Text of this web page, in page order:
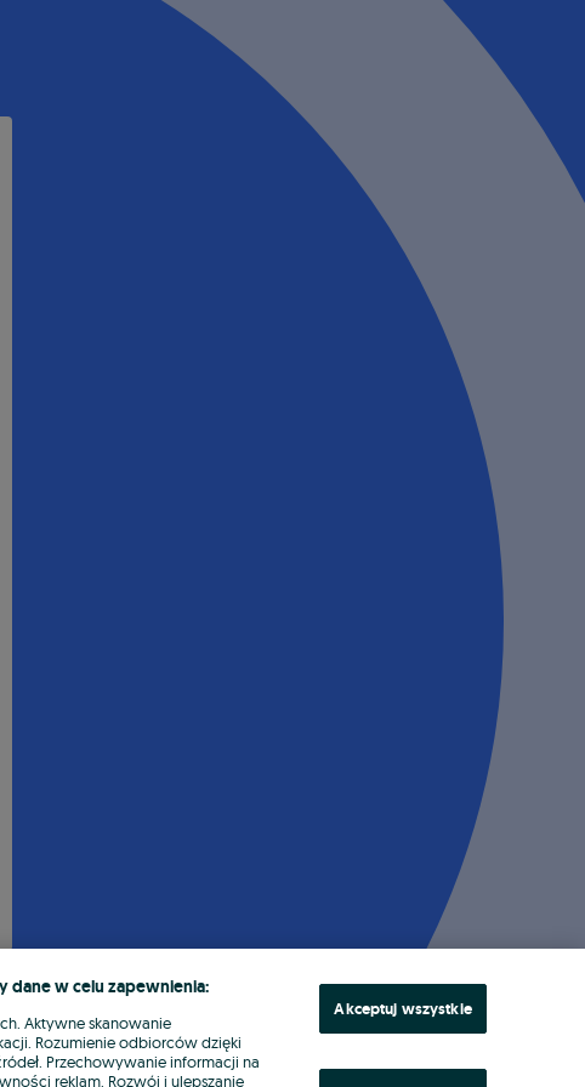
dane w celu zapewnienia:
Aktywne skanowanie
Rozumienie odbiorców dzięki
Przechowywanie informacji na
reklam. Rozwój i ulepszanie
Akceptuj wszystkie